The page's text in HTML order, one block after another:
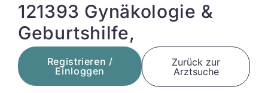
121393 Gynäkologie &
Geburtshilfe,
Registrieren /
Einloggen
Zurück zur
Arztsuche